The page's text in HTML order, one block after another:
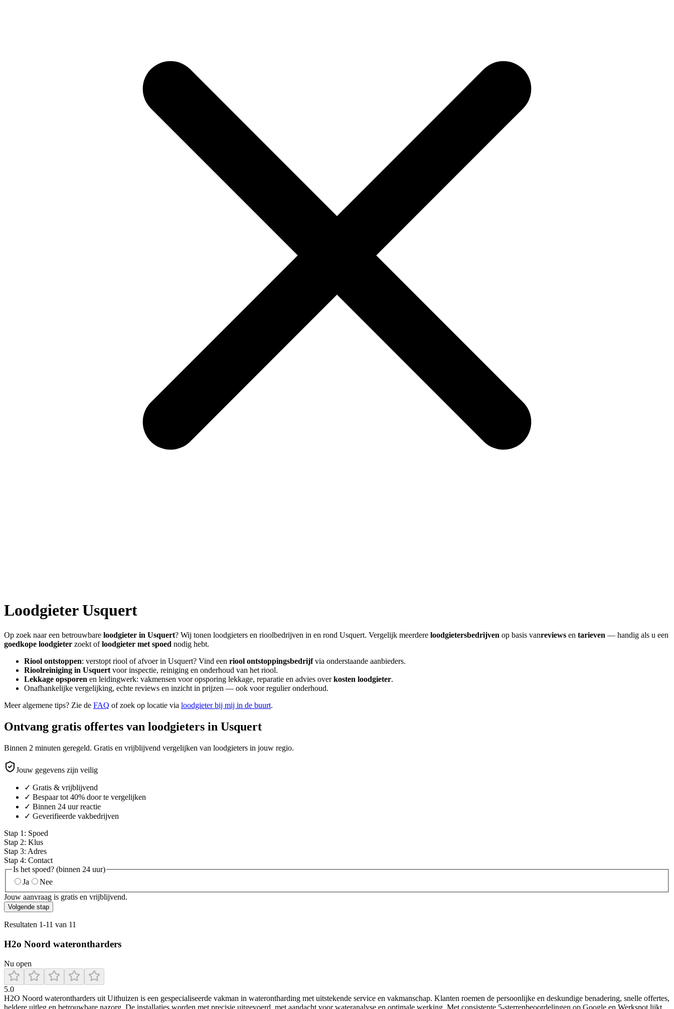
LoodgieterUsquert
Op zoek naar een betrouwbare loodgieter in Usquert? Wij tonen loodgieters en rioolbedrijven in en rond Usquert. Vergelijk meerdere loodgietersbedrijven op basis vanreviews en tarieven — handig als u een
goedkope loodgieter zoekt ofloodgieter met spoed nodig hebt.
Riool ontstoppen: verstopt riool of afvoer in Usquert? Vind een riool ontstoppingsbedrijfvia onderstaande aanbieders.
Rioolreiniging in Usquert voor inspectie, reiniging en onderhoud van het riool.
Lekkage opsporen en leidingwerk: vakmensen voor opsporing lekkage, reparatie en advies overkosten loodgieter.
Onafhankelijke vergelijking, echte reviews en inzicht in prijzen — ook voor regulier onderhoud.
Meer algemene tips? Zie de FAQ of zoek op locatie via loodgieter bij mij in de buurt.
Ontvang gratis offertes van loodgieters in Usquert
Binnen 2 minuten geregeld. Gratis en vrijblijvend vergelijken van loodgieters in jouw regio.
Jouw gegevens zijn veilig
✓ Gratis & vrijblijvend
✓ Bespaar tot 40% door te vergelijken
✓ Binnen 24 uur reactie
✓ Geverifieerde vakbedrijven
Stap 1 : Spoed
Stap 2: Klus
Stap 3: Adres
Stap 4: Contact
Is het spoed? (binnen 24 uur)
Ja
Nee
Jouw aanvraag is gratis en vrijblijvend.
Volgende stap
Resultaten 1-11 van 11
H2o Noord waterontharders
Nu open
5.0
H2O Noord waterontharders uit Uithuizen is een gespecialiseerde vakman in waterontharding met uitstekende service en vakmanschap. Klanten roemen de persoonlijke en deskundige benadering, snelle offertes,
heldere uitleg en betrouwbare nazorg. De installaties worden met precisie uitgevoerd, met aandacht voor wateranalyse en optimale werking. Met consistente 5‑sterrenbeoordelingen op Google en Werkspot lijkt